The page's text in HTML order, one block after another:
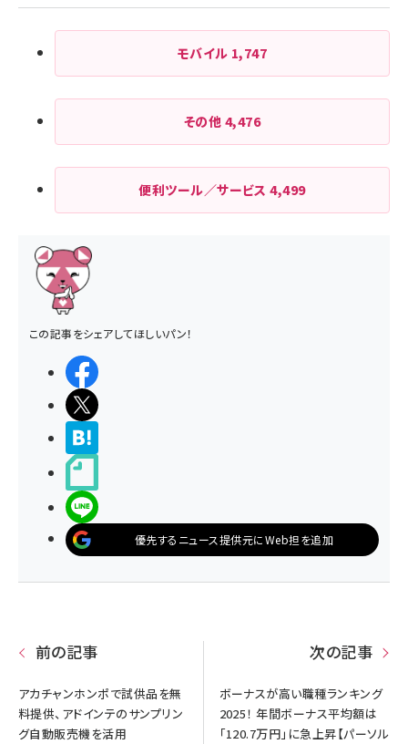
モバイル 1,747
その他 4,476
便利ツール／サービス4,499
この記事をシェアしてほしいパン！
優先するニュース提供元にWeb担を追加
前の記事
アカチャンホンポで試供品を無
料提供、アドインテのサンプリン
グ自動販売機を活用
次の記事
ボーナスが高い職種ランキング
2025！ 年間ボーナス平均額は
「120.7万円」に急上昇【パーソル